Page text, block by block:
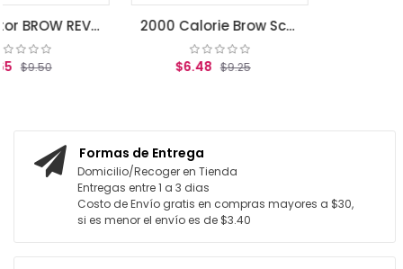
Max Factor BROW REVIVAL, 002 Soft Brown 2000 Calorie Brow Sculpt Black Brown
$9.25
Formas de Entrega
Domicilio/Recoger en Tienda
Entregas entre 1 a 3 dias
Costo de Envío gratis en compras mayores a $30,
si es menor el envío es de $3.40